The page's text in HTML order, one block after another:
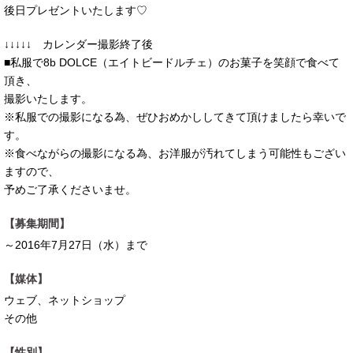
後日プレゼントいたします♡
↓↓↓↓↓ カレンダー撮影終了後
■私服で8b DOLCE（エイトビードルチェ）のお菓子を笑顔で食べて
頂き、
撮影いたします。
※私服での撮影になる為、ぜひおめかししてきて頂けましたら幸いで
す。
※食べながらの撮影になる為、お洋服が汚れてしまう可能性もござい
ますので、
予めご了承くださいませ。
【募集期間】
～2016年7月27日（水）まで
【媒体】
ウェブ、ネットショップ
その他